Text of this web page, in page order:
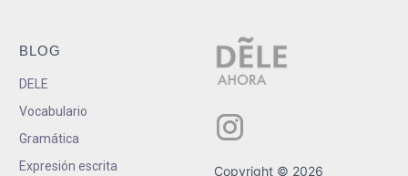
BLOG
DELE
Vocabulario
Gramática
Expresión escrita
Copyright © 2026